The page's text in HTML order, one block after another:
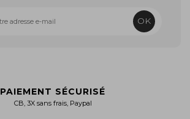
OK
PAIEMENT SÉCURISÉ
CB, 3X sans frais, Paypal